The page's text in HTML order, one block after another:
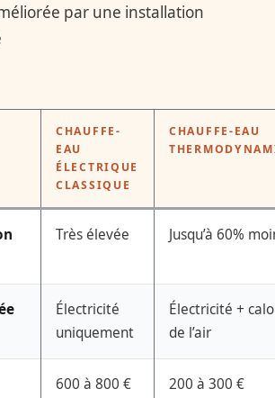
par une installation
CHAUFFE-
EAU
ÉLECTRIQUE
CLASSIQUE
CHAUFFE-EAU
Très élevée Jusqu’à 60%
Électricité
uniquement
Électricité +
de l’air
600 à 800 € 200 à 300 €